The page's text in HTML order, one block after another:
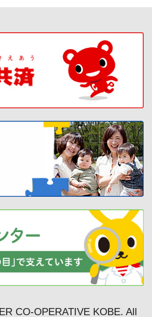
CO-OPERATIVE KOBE. All